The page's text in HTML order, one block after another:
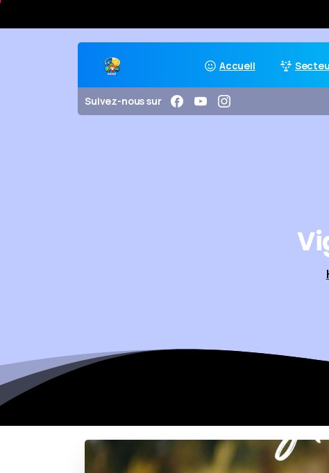
Accueil
Suivez-nous sur